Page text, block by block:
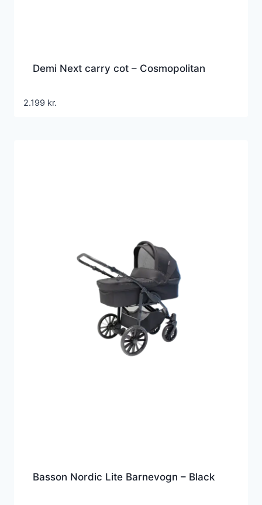
Demi Next carry cot – Cosmopolitan
2.199 kr.
Basson Nordic Lite Barnevogn – Black